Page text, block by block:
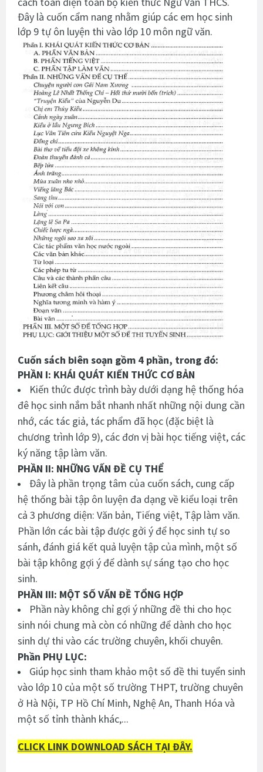
Đây là cuốn cẩm nang nhằm giúp các em học sinh
lớp 9 tự ôn luyện thi vào lớp 10 môn ngữ văn.
Cuốn sách biên soạn gồm 4 phần, trong đó:
PHẦN I: KHÁI QUÁT KIẾN THỨC CƠ BẢN
Kiến thức được trình bày dưới dạng hệ thống hóa
đê học sinh nắm bắt nhanh nhất những nội dung cần
nhớ, các tác giả, tác phẩm đã học (đặc biệt là
chương trình lớp 9), các đơn vị bài học tiếng việt, các
ký năng tập làm văn.
PHẦN II: NHỮNG VẤN ĐỀ CỤ THỂ
Đây là phần trọng tâm của cuốn sách, cung cấp
hệ thống bài tập ôn luyện đa dạng về kiểu loại trên
cả 3 phương diện: Văn bản, Tiếng việt, Tập làm văn.
Phần lớn các bài tập được gởi ý để học sinh tự so
sánh, đánh giá kết quả luyện tập của mình, một số
bài tập không gợi ý để dành sự sáng tạo cho học
sinh.
PHẦN III: MỘT SỐ VẤN ĐỀ TỔNG HỢP
Phần này không chỉ gợi ý những đề thi cho học
sinh nói chung mà còn có những để dành cho học
sinh dự thi vào các trường chuyên, khối chuyên.
Phần PHỤ LỤC:
Giúp học sinh tham khảo một số đề thi tuyển sinh
vào lớp 10 của một số trường THPT, trường chuyên
ở Hà Nội, TP Hồ Chí Minh, Nghệ An, Thanh Hóa và
một số tỉnh thành khác,...
CLICK LINK DOWNLOAD SÁCH TẠI ĐÂY.